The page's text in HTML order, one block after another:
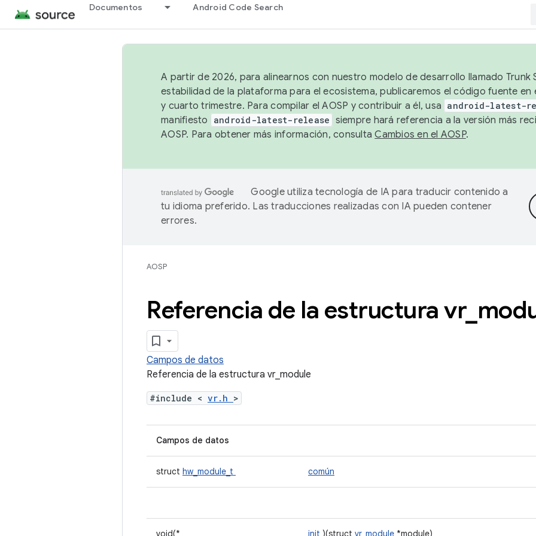
Documentos Android Code Search
A partir de 2026, para alinearnos con nuestro modelo de desarrollo llamado Trunk
estabilidad de la plataforma para el ecosistema, publicaremos el código fuente en
y cuarto trimestre. Para compilar el AOSP y contribuir a él, usa android-latest-
manifiesto android-latest-release siempre hará referencia a la versión más
AOSP. Para obtener más información, consultaCambios en el AOSP.
Google utiliza tecnología de IA para traducir contenido a
tu idioma preferido. Las traducciones realizadas con IA pueden contener
errores.
AOSP
Referencia de la estructura vr_
Campos de datos
Referencia de la estructura vr_module
#include < vr.h >
Campos de datos
struct hw_module_t común
void(* init )(struct vr_module *module)